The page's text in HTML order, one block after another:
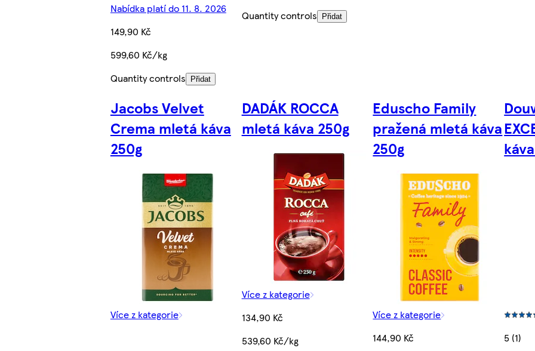
Nabídka platí do 11. 8. 2026
149,90 Kč
599,60 Kč/kg
Quantity controls
Přidat
Quantity controls
Přidat
Jacobs Velvet
Crema mletá káva
250g
Více z kategorie
DADÁK ROCCA
mletá káva 250g
Více z kategorie
134,90 Kč
539,60 Kč/kg
Eduscho Family
pražená mletá káva
250g
Více z kategorie
144,90 Kč
5 (1)